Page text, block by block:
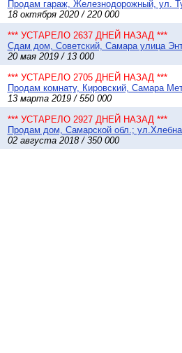
Продам гараж, Железнодорожный, ул.
18 октября 2020 / 220 000
*** УСТАРЕЛО 2637 ДНЕЙ НАЗАД ***
Сдам дом, Советский, Самара улица
20 мая 2019 / 13 000
*** УСТАРЕЛО 2705 ДНЕЙ НАЗАД ***
Продам комнату, Кировский, Самара
13 марта 2019 / 550 000
*** УСТАРЕЛО 2927 ДНЕЙ НАЗАД ***
Продам дом, Самарской обл.;
02 августа 2018 / 350 000